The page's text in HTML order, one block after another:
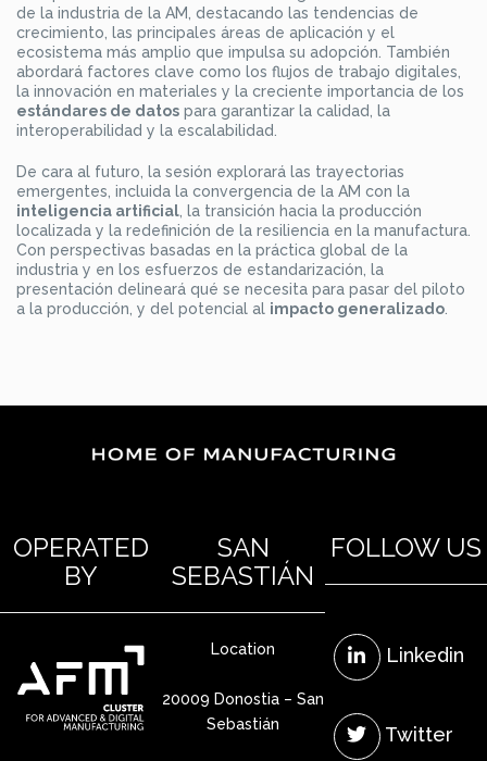
de la industria de la AM, destacando las tendencias de
crecimiento, las principales áreas de aplicación y el
ecosistema más amplio que impulsa su adopción. También
abordará factores clave como los flujos de trabajo digitales,
la innovación en materiales y la creciente importancia de los
estándares de datos para garantizar la calidad, la
interoperabilidad y la escalabilidad.
De cara al futuro, la sesión explorará las trayectorias
emergentes, incluida la convergencia de la AM con la
inteligencia artificial , la transición hacia la producción
localizada y la redefinición de la resiliencia en la manufactura.
Con perspectivas basadas en la práctica global de la
industria y en los esfuerzos de estandarización, la
presentación delineará qué se necesita para pasar del piloto
a la producción, y del potencial al impacto generalizado
OPERATED
BY
SAN
SEBASTIÁN
Location
20009 Donostia – San
Sebastián
FOLLOW US
Linkedin
Twitter